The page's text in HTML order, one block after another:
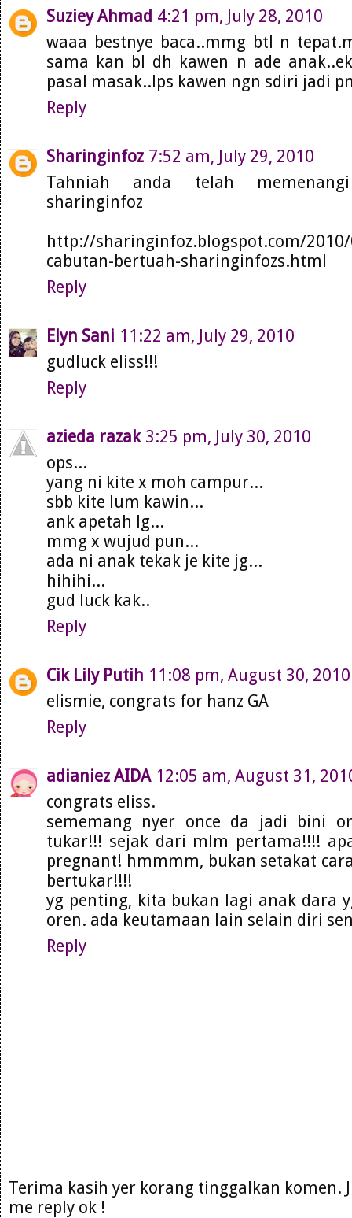
Suziey Ahmad 4:21 pm, July 28, 2010
waaa bestnye baca..mmg btl n
sama kan bl dh kawen n ade
pasal masak..lps kawen ngn sdiri jadi
Reply
Sharinginfoz 7:52 am, July 29, 2010
Tahniah anda telah
sharinginfoz
http://sharinginfoz.blogspot.com/
cabutan-bertuah-sharinginfozs.html
Reply
Elyn Sani 11:22 am, July 29, 2010
gudluck eliss!!!
Reply
azieda razak 3:25 pm, July 30, 2010
ops...
yang ni kite x moh campur...
sbb kite lum kawin...
ank apetah lg...
mmg x wujud pun...
ada ni anak tekak je kite jg...
hihihi...
gud luck kak..
Reply
Cik Lily Putih 11:08 pm, August 30, 2010
elismie, congrats for hanz GA
Reply
adianiez AIDA 12:05 am, August 31,
congrats eliss.
sememang nyer once da jadi bini
tukar!!! sejak dari mlm pertama!!!!
pregnant! hmmmm, bukan setakat
bertukar!!!!
yg penting, kita bukan lagi anak dara
oren. ada keutamaan lain selain diri
Reply
Terima kasih yer korang tinggalkan komen.
me reply ok !